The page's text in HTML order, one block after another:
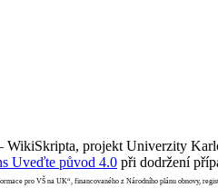
WikiSkripta, projekt Univerzity
Uveďte původ 4.0 při dodržení
pro VŠ na UK“, financovaného z Národního plánu obnovy,